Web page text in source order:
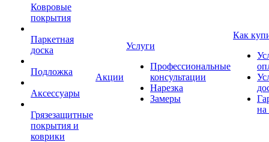
Ковровые
покрытия
Паркетная
доска
Подложка
Аксессуары
Грязезащитные
покрытия и
коврики
Акции
Услуги
Профессиональные
консультации
Нарезка
Замеры
Как
на